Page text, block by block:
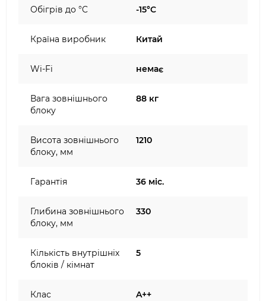
Обігрів до °C -15°C
Країна виробник Китай
Wi-Fi немає
Вага зовнішнього
блоку
88 кг
Висота зовнішнього
блоку, мм
1210
Гарантія 36 міс.
Глибина зовнішнього
блоку, мм
330
Кількість внутрішніх
блоків / кімнат
5
Клас A++